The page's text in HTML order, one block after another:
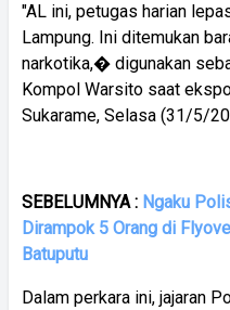
"AL ini, petugas harian
Lampung. Ini ditemukan
narkotika,� digunakan
Kompol Warsito saat
Sukarame, Selasa (31/5/
SEBELUMNYA : Ngaku
Dirampok 5 Orang di
Batuputu
Dalam perkara ini, jajaran